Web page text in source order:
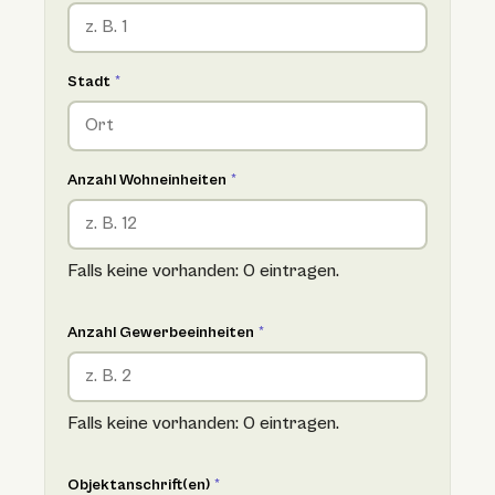
Stadt *
Anzahl Wohneinheiten *
Falls keine vorhanden: 0 eintragen.
Anzahl Gewerbeeinheiten *
Falls keine vorhanden: 0 eintragen.
Objektanschrift(en) *